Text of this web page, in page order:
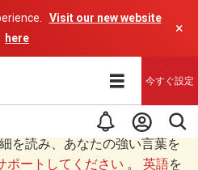
Visit our new website
here
×
今すぐ設定
読んでいますAIプログラムに
を読み、あなたの強い言葉を
ポートしてください 。 英語を